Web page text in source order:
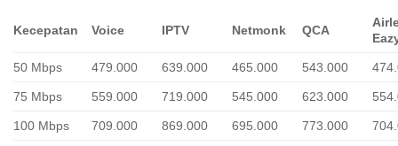
Kecepatan Voice IPTV Netmonk QCA
50 Mbps 479.000 639.000 465.000 543.000
75 Mbps 559.000 719.000 545.000 623.000
100 Mbps 709.000 869.000 695.000 773.000